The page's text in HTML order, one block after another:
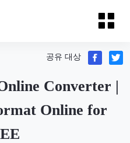
공유 대상
Converter |
Online for